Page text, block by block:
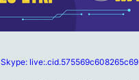
Skype: live:.cid.575569c608265c69